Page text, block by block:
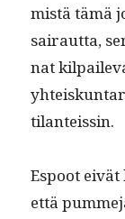
mis­tä tämä
sairaut­ta,
nat
tilanteissin.
Espoot
että